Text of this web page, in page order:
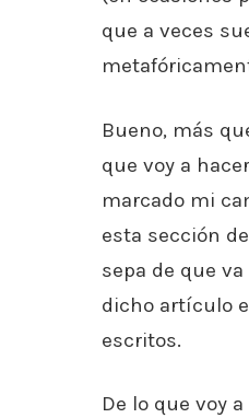
que a veces
Bueno, más
que voy a
marcado mi
esta sección
sepa de que
dicho artículo
escritos.
De lo que voy